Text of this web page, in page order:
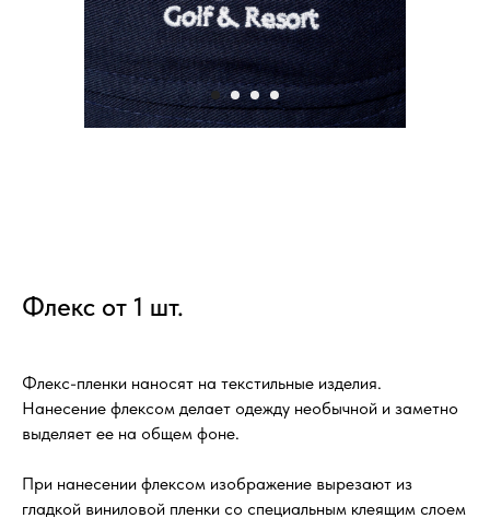
Флекс от 1 шт.
Флекс-пленки наносят на текстильные изделия.
Нанесение флексом делает одежду необычной и заметно
выделяет ее на общем фоне.
При нанесении флексом изображение вырезают из
гладкой виниловой пленки со специальным клеящим слоем